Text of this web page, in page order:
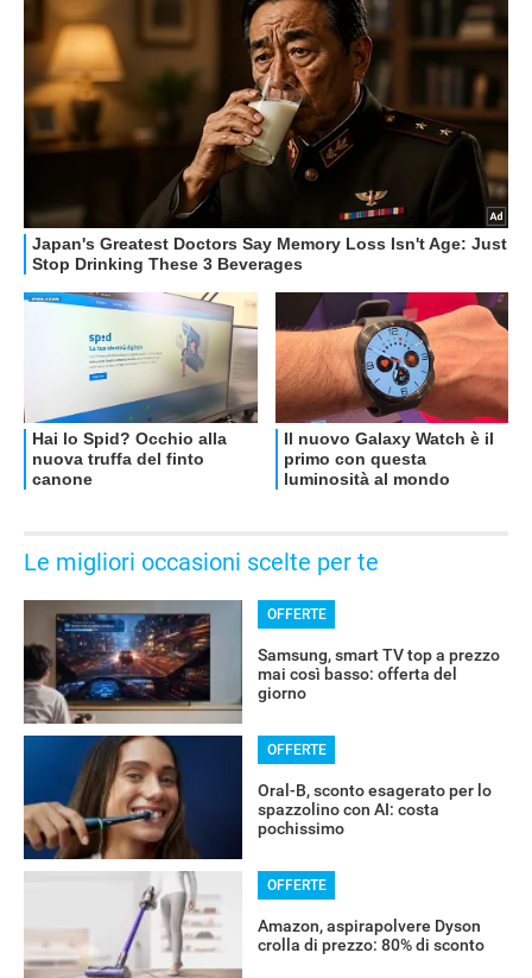
OFFERTE
Le migliori occasioni scelte per te
OFFERTE
Samsung, smart TV top a prezzo
mai così basso: offerta del
giorno
OFFERTE
Oral-B, sconto esagerato per lo
spazzolino con AI: costa
pochissimo
OFFERTE
Amazon, aspirapolvere Dyson
crolla di prezzo: 80% di sconto